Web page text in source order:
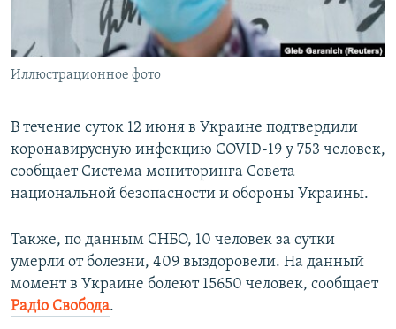
ПОБЕДИТЕЛЕЙ НЕ СУДЯТ?
КРЫМ.НЕПОКОРЕННЫЙ
ELIFBE
ПРИСОЕДИНЯЙТЕСЬ!
Все сайты RFE/RL
Иллюстрационное фото
В течение суток 12 июня в Украине подтвердили
коронавирусную инфекцию COVID-19 у 753 человек,
сообщает Система мониторинга Совета
национальной безопасности и обороны Украины.
Также, по данным СНБО, 10 человек за сутки
умерли от болезни, 409 выздоровели. На данный
момент в Украине болеют 15650 человек, сообщает
Радіо Свобода.